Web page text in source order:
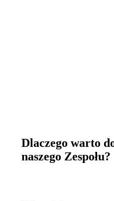
Dlaczego warto
naszego Zespołu?